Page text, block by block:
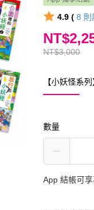
4.9 ( 8 則
NT$3,000
【小妖怪系
數量
App 結帳可